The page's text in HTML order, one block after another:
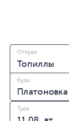
Откуда
Куда
Туда